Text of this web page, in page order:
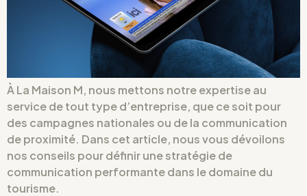
À La Maison M, nous mettons notre expertise au
service de tout type d’entreprise, que ce soit pour
des campagnes nationales ou de la communication
de proximité. Dans cet article, nous vous dévoilons
nos conseils pour définir une stratégie de
communication performante dans le domaine du
tourisme.